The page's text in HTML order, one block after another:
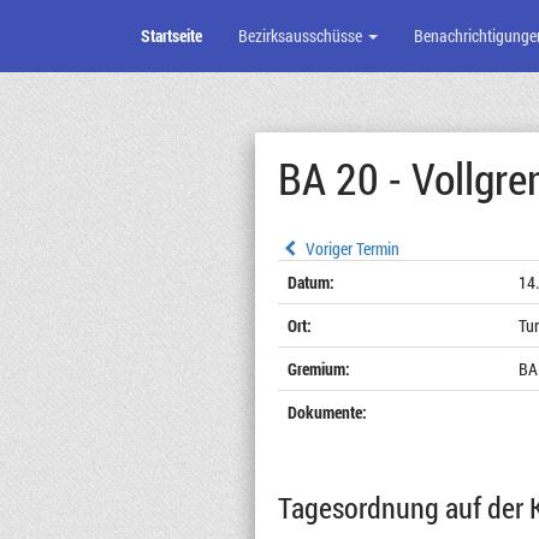
Zum
Seiteninhalt
Startseite Bezirksausschüsse
BA 20 -
Voriger Termin
Datum:
Ort:
Gremium:
Dokumente:
Tagesordnung auf der